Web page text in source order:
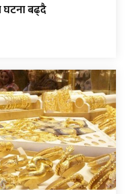
घटना बढ्दै